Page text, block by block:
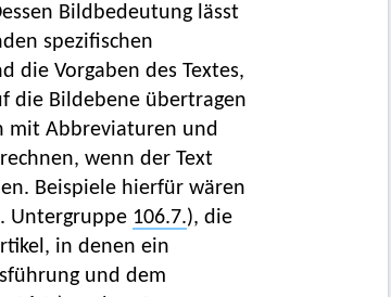
Bildbedeutung lässt
spezifischen
die Vorgaben des Textes,
die Bildebene übertragen
mit Abbreviaturen und
wenn der Text
Beispiele hierfür wären
Untergruppe 106.7.), die
in denen ein
und dem